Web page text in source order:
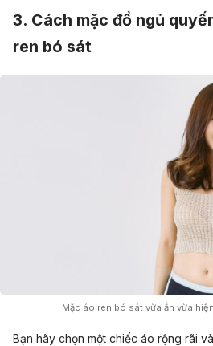
3. Cách mặc đồ ngủ
ren bó sát
Mặc áo ren bó sát vừa ẩn vừa
Bạn hãy chọn một chiếc áo rộng rãi